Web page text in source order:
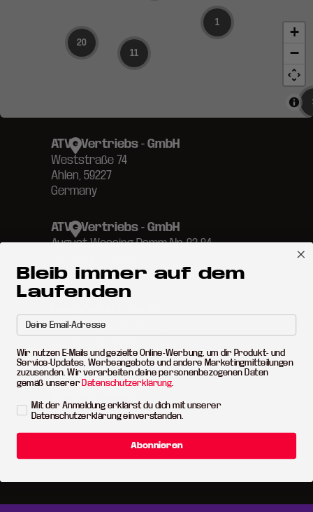
Bleib immer auf dem
Laufenden
Wir nutzen E-Mails und gezielte Online-Werbung, um dir Produkt- und
Service-Updates, Werbeangebote und andere Marketingmitteilungen
zuzusenden. Wir verarbeiten deine personenbezogenen Daten
gemäß unserer Datenschutzerklärung.
Mit der Anmeldung erklärst du dich mit unserer
Datenschutzerklärung einverstanden.
Abonnieren